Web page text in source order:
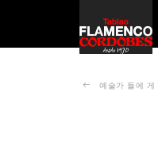
예술가 들에 게